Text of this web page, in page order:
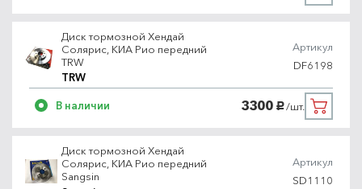
Диск тормозной Хендай
Солярис, КИА Рио передний
TRW
TRW
Артикул
DF6198
В наличии 3300 руб./шт.
Диск тормозной Хендай
Солярис, КИА Рио передний
Sangsin
Артикул
SD1110